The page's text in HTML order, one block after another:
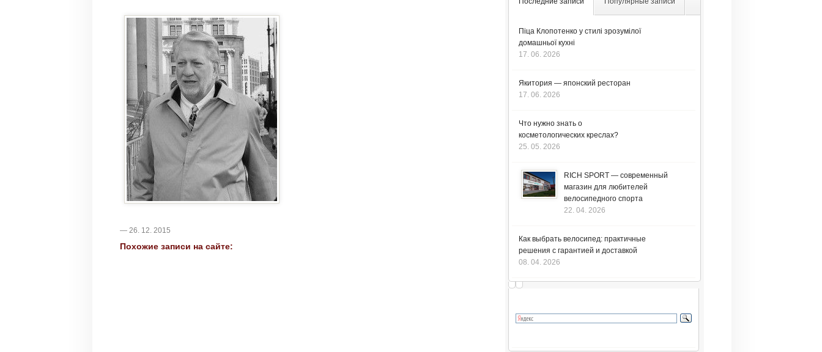
— 26. 12. 2015
Похожие записи на сайте:
Піца Клопотенко у стилі зрозумілої
домашньої кухні
17. 06. 2026
Якитория — японский ресторан
17. 06. 2026
Что нужно знать о
косметологических креслах?
25. 05. 2026
RICH SPORT — современный
магазин для любителей
велосипедного спорта
22. 04. 2026
Как выбрать велосипед: практичные
решения с гарантией и доставкой
08. 04. 2026